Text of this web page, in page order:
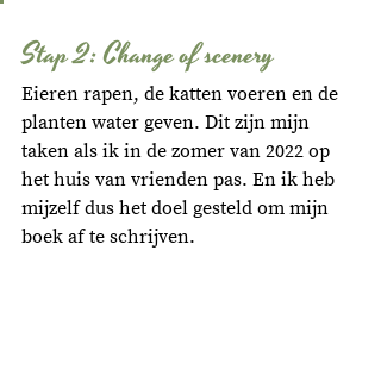
Stap 2: Change of scenery
Eieren rapen, de katten voeren en de
planten water geven. Dit zijn mijn
taken als ik in de zomer van 2022 op
het huis van vrienden pas. En ik heb
mijzelf dus het doel gesteld om mijn
boek af te schrijven.